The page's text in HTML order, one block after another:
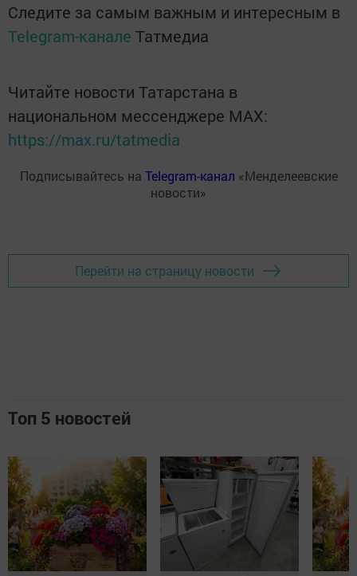
Следите за самым важным и интересным в
Telegram-канале Татмедиа
Читайте новости Татарстана в
национальном мессенджере MАХ:
https://max.ru/tatmedia
Подписывайтесь на Telegram-канал «Менделеевские
новости»
Перейти на страницу новости
Топ 5 новостей